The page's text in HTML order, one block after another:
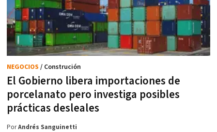
El Gobierno libera importaciones de
porcelanato pero investiga posibles
prácticas desleales
NEGOCIOS / Construción
PorAndrés Sanguinetti